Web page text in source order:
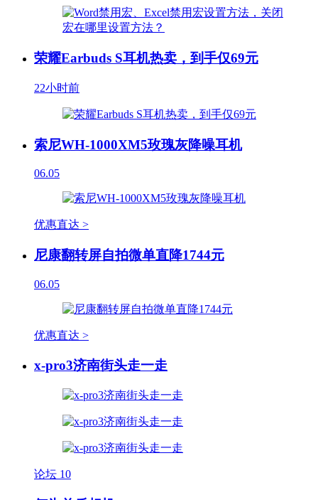
荣耀Earbuds S耳机热卖，到手仅69元
22小时前
索尼WH-1000XM5玫瑰灰降噪耳机
06.05
优惠直达 >
尼康翻转屏自拍微单直降1744元
06.05
优惠直达 >
x-pro3济南街头走一走
论坛 10